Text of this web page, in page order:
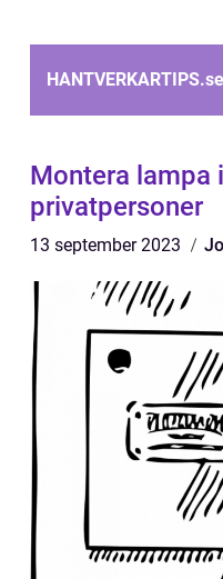
HANTVERKARTIPS.se
Montera lampa
privatpersoner
13 september 2023